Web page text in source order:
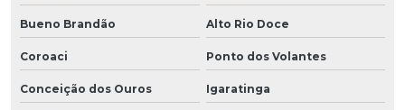
Bueno Brandão Alto Rio Doce
Coroaci Ponto dos Volantes
Conceição dos Ouros Igaratinga